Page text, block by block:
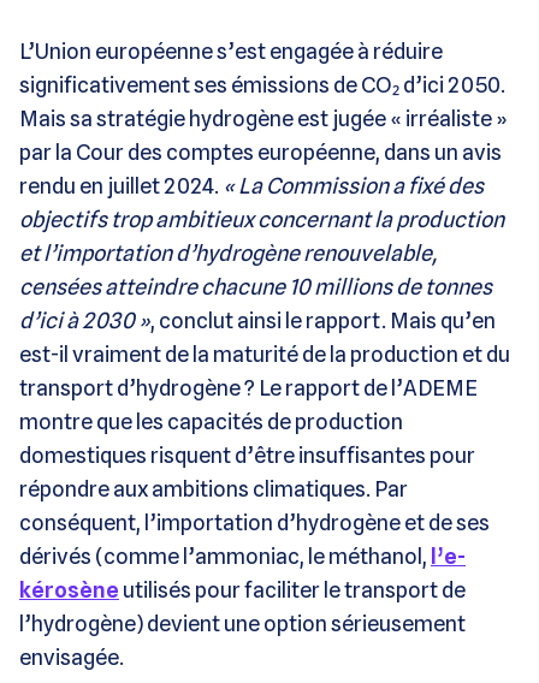
L’Union européenne s’est engagée à réduire
significativement ses émissions de CO₂ d’ici 2050.
Mais sa stratégie hydrogène est jugée « irréaliste »
par la Cour des comptes européenne, dans un avis
rendu en juillet 2024. « La Commission a fixé des
objectifs trop ambitieux concernant la production
et l’importation d’hydrogène renouvelable,
censées atteindre chacune 10 millions de tonnes
d’ici à 2030 », conclut ainsi le rapport. Mais qu’en
est-il vraiment de la maturité de la production et du
transport d’hydrogène ? Le rapport de l’ADEME
montre que les capacités de production
domestiques risquent d’être insuffisantes pour
répondre aux ambitions climatiques. Par
conséquent, l’importation d’hydrogène et de ses
dérivés (comme l’ammoniac, le méthanol, l’e-
kérosène utilisés pour faciliter le transport de
l’hydrogène) devient une option sérieusement
envisagée.